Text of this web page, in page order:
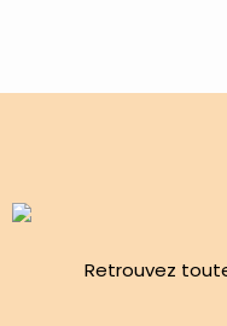
Retrouvez